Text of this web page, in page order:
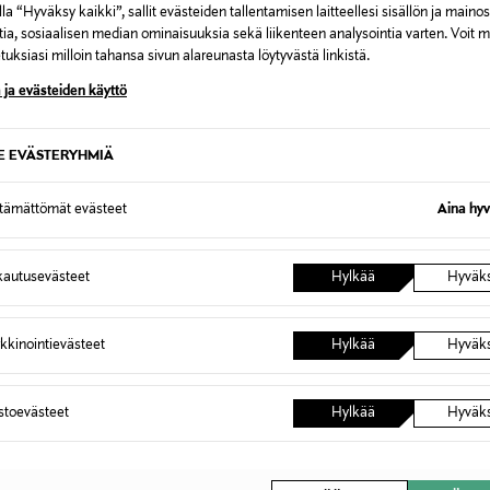
“Hyväksy kaikki”, sallit evästeiden tallentamisen laitteellesi sisällön ja
sosiaalisen median ominaisuuksia sekä liikenteen analysointia varten. Voit
milloin tahansa sivun alareunasta löytyvästä linkistä.
ja evästeiden käyttö
EVÄSTERYHMIÄ
evästeet Aina
Hylkää
Hylkää
Hylkää
Original Price
42,99 €
Original
62,99 €